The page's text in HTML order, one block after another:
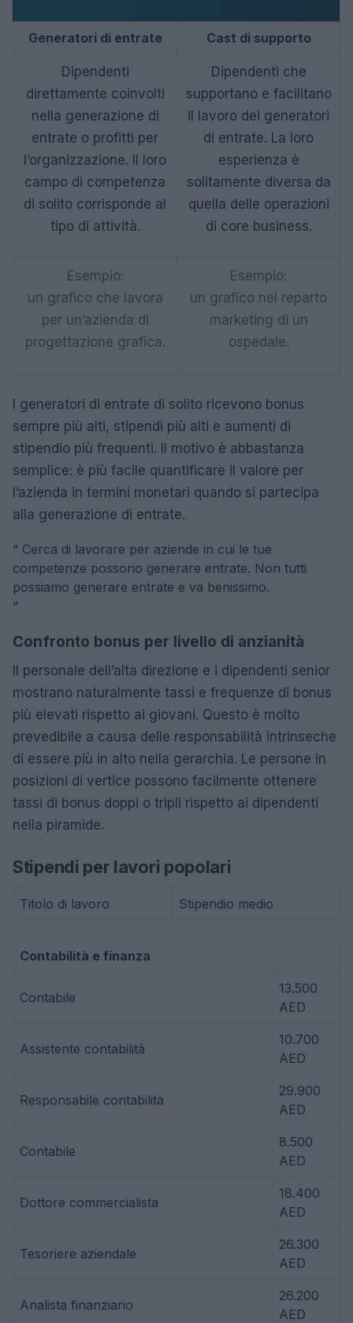
Generatori di entrate Cast di supporto
Dipendenti
direttamente coinvolti
nella generazione di
entrate o profitti per
l’organizzazione. Il loro
campo di competenza
di solito corrisponde al
tipo di attività.
Dipendenti che
supportano e facilitano
il lavoro dei generatori
di entrate. La loro
esperienza è
solitamente diversa da
quella delle operazioni
di core business.
Esempio:
un grafico che lavora
per un’azienda di
progettazione grafica.
Esempio:
un grafico nel reparto
marketing di un
ospedale.
I generatori di entrate di solito ricevono bonus
sempre più alti, stipendi più alti e aumenti di
stipendio più frequenti. Il motivo è abbastanza
semplice: è più facile quantificare il valore per
l’azienda in termini monetari quando si partecipa
alla generazione di entrate.
“ Cerca di lavorare per aziende in cui le tue
competenze possono generare entrate. Non tutti
possiamo generare entrate e va benissimo.
“
Confronto bonus per livello di anzianità
Il personale dell’alta direzione e i dipendenti senior
mostrano naturalmente tassi e frequenze di bonus
più elevati rispetto ai giovani. Questo è molto
prevedibile a causa delle responsabilità intrinseche
di essere più in alto nella gerarchia. Le persone in
posizioni di vertice possono facilmente ottenere
tassi di bonus doppi o tripli rispetto ai dipendenti
nella piramide.
Stipendi per lavori popolari
Titolo di lavoro Stipendio medio
Contabilità e finanza
Contabile
13.500
AED
Assistente contabilità
10.700
AED
Responsabile contabilità
29.900
AED
Contabile
8.500
AED
Dottore commercialista
18.400
AED
Tesoriere aziendale
26.300
AED
Analista finanziario
26.200
AED